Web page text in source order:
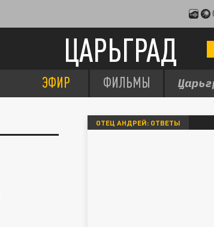
ЦАРЬГРАД
ЭФИР ФИЛЬМЫ
ОТЕЦ АНДРЕЙ: ОТВЕТЫ